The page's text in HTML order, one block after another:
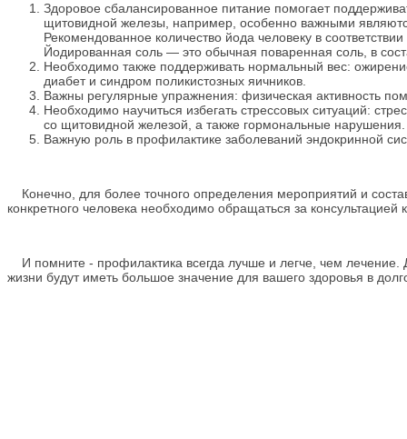
Здоровое сбалансированное питание помогает
щитовидной железы, например, особенно важными
Рекомендованное количество йода человеку в
Йодированная соль — это обычная поваренная соль, в
Необходимо также поддерживать нормальный вес:
диабет и синдром поликистозных яичников.
Важны регулярные упражнения: физическая активность
Необходимо научиться избегать стрессовых ситуаций:
со щитовидной железой, а также гормональные нарушения.
Важную роль в профилактике заболеваний эндокринной
Конечно, для более точного определения мероприятий и
конкретного человека необходимо обращаться за консультацией
И помните - профилактика всегда лучше и легче, чем
жизни будут иметь большое значение для вашего здоровья в